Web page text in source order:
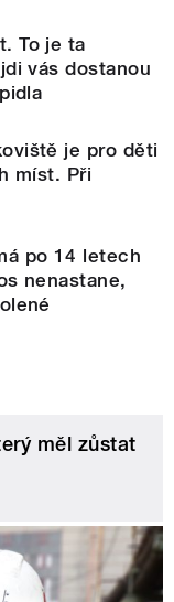
To je ta
vás dostanou
je pro děti
míst. Při
po 14 letech
nenastane,
měl zůstat